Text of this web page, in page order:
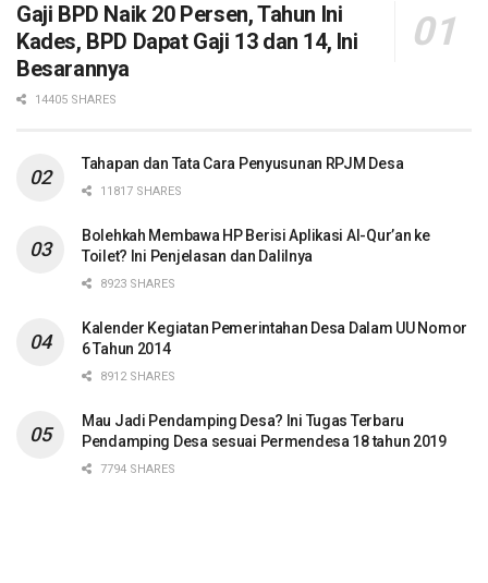
Gaji BPD Naik 20 Persen, Tahun Ini
Kades, BPD Dapat Gaji 13 dan 14, Ini
Besarannya
14405 SHARES
Tahapan dan Tata Cara Penyusunan RPJM Desa
11817 SHARES
Bolehkah Membawa HP Berisi Aplikasi Al-Qur’an ke
Toilet? Ini Penjelasan dan Dalilnya
8923 SHARES
Kalender Kegiatan Pemerintahan Desa Dalam UU Nomor
6 Tahun 2014
8912 SHARES
Mau Jadi Pendamping Desa? Ini Tugas Terbaru
Pendamping Desa sesuai Permendesa 18 tahun 2019
7794 SHARES